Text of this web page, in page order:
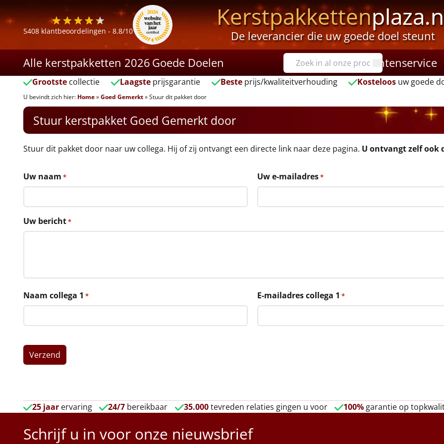
5408 klantbeoordelingen - 8.8/10 Kerstpakketten
De leverancier die uw goede doel steunt
Alle kerstpakketten 2026 Goede Doelen Klantenservice
Grootste collectie Laagsteprijsgarantie Besteprijs/kwaliteitverhouding Kosteloos uw goede
U bevindt zich hier: Home»Goed Gemerkt»Stuur dit pakket door
Stuur kerstpakket Goed Gemerkt door
Stuur dit pakket door naar uw collega. Hij of zij ontvangt een directe link naar deze pagina. U ontvangt zelf ook
Uw naam * Uw e-mailadres*
Uw bericht*
Naam collega 1 * E-mailadres collega 1 *
25 jaar ervaring 24/7 bereikbaar 35.000tevreden relaties gingen u voor 100%garantie op
Schrijf u in voor onze nieuwsbrief